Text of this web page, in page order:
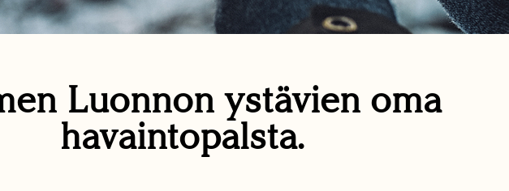
Luonnon ystävien oma
havaintopalsta.